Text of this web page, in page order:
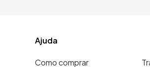
Ajuda
Como comprar